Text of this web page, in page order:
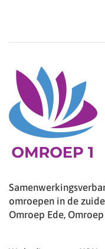
omroepen in de
Omroep Ede,